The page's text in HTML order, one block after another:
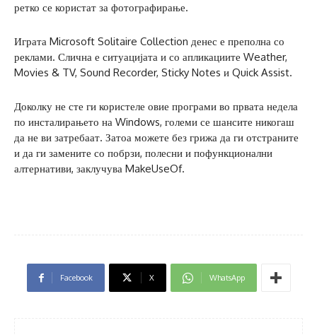
ретко се користат за фотографирање.
Играта Microsoft Solitaire Collection денес е преполна со
реклами. Слична е ситуацијата и со апликациите Weather,
Movies & TV, Sound Recorder, Sticky Notes и Quick Assist.
Доколку не сте ги користеле овие програми во првата недела
по инсталирањето на Windows, големи се шансите никогаш
да не ви затребаат. Затоа можете без грижа да ги отстраните
и да ги замените со побрзи, полесни и пофункционални
алтернативи, заклучува MakeUseOf.
Facebook X WhatsApp